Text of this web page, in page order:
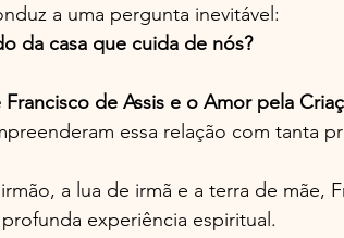
a uma pergunta inevitável:
da casa que cuida de nós?
de Assis e o Amor pela
essa relação com tanta
a lua de irmã e a terra de mãe,
experiência espiritual.